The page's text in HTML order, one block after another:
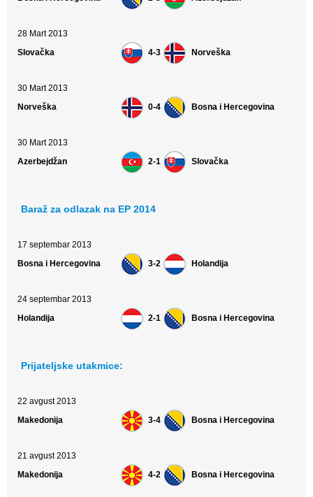
28 Mart 2013
Slovačka
4-3 Norveška
30 Mart 2013
Norveška
0-4 Bosna i Hercegovina
30 Mart 2013
Azerbejdžan
2-1 Slovačka
Baraž za odlazak na EP 2014
17 septembar 2013
Bosna i Hercegovina
3-2 Holandija
24 septembar 2013
Holandija
2-1 Bosna i Hercegovina
Prijateljske utakmice:
22 avgust 2013
Makedonija
3-4 Bosna i Hercegovina
21 avgust 2013
Makedonija
4-2 Bosna i Hercegovina